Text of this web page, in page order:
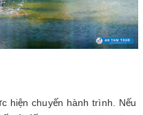
hiện chuyến hành trình. Nếu